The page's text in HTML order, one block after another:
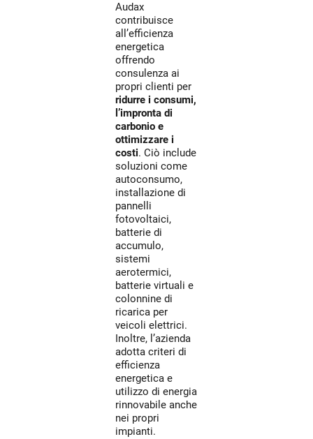
Audax
contribuisce
all’efficienza
energetica
offrendo
consulenza ai
propri clienti per
ridurre i consumi,
l’impronta di
carbonio e
ottimizzare i
costi. Ciò include
soluzioni come
autoconsumo,
installazione di
pannelli
fotovoltaici,
batterie di
accumulo,
sistemi
aerotermici,
batterie virtuali e
colonnine di
ricarica per
veicoli elettrici.
Inoltre, l’azienda
adotta criteri di
efficienza
energetica e
utilizzo di energia
rinnovabile anche
nei propri
impianti.